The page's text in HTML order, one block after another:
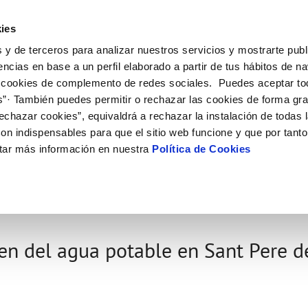
y de terceros para analizar nuestros servicios y mostrarte
en base a un perfil elaborado a partir de tus hábitos de
de complemento de redes sociales. Puedes aceptar
También puedes permitir o rechazar las cookies de forma
cookies”, equivaldrá a rechazar la instalación de todas
indispensables para que el sitio web funcione y que por
más información en nuestra Política de Cookies
de titular
de suministro
MODIFICACIÓN DE DATOS
Actualizar datos bancarios
Actualizar datos de domicilio
VER TODAS LAS GESTIONES
Tu Servicio
AL CLIENTE
contacto
interés
y afectaciones
COMPROMISO DE SERVICIO
Customer Counsel (Defensa del
Normativa del servicio
Tu Agua
del agua
ACTUACIONES EN LA RED
Conócenos
DE GESTIÓN Y CERTIFICADOS
CONTRATACIÓN
Condiciones Generales de
Contrataciones
del agua potable en Sant Pere